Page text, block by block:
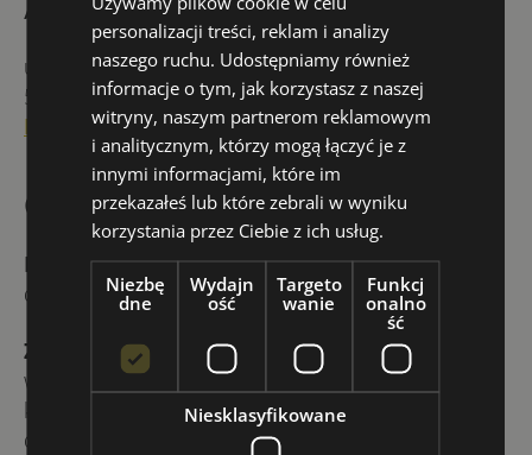
ul. Januszowicka 5
53-135 Wrocław
Budynek triQube, IV piętro
Godziny
Biuro szkołyczynne jest od poniedziałku
do piątku w godzinach8:00-16:00
Zajęcia stacjonarne i onlineodbywają się
według indywidualnego harmonogramu dla
każdej osoby lub grupy od poniedziałku
do niedzieli w godzinach7:00-22:00
personalizacji treści, reklam i analizy
naszego ruchu. Udostępniamy również
informacje o tym, jak korzystasz z naszej
witryny, naszym partnerom reklamowym
i analitycznym, którzy mogą łączyć je z
innymi informacjami, które im
przekazałeś lub które zebrali w wyniku
korzystania przez Ciebie z ich usług.
Niezbę
dne
Wydajn
ość
Targeto
wanie
Funkcj
onalno
ść
Niesklasyfikowane